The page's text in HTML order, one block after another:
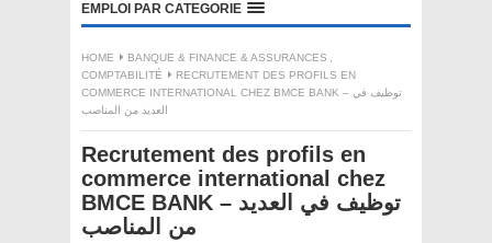
EMPLOI PAR CATEGORIE
HOME BANQUE & FINANCE & ASSURANCES ,
COMPTABILITÉ
RECRUTEMENT DES PROFILS EN
COMMERCE INTERNATIONAL CHEZ BMCE BANK – توظيف في
العديد من المناصب
Recrutement des profils en
commerce international chez
BMCE BANK – توظيف في العديد
من المناصب